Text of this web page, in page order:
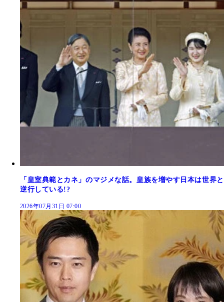
「皇室典範とカネ」のマジメな話。皇族を増やす日本は世界と
逆行している!?
2026年07月31日 07:00